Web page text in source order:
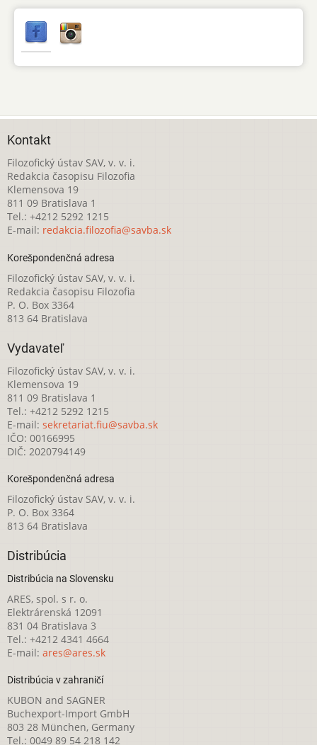
Kontakt
Filozofický ústav SAV, v. v. i.
Redakcia časopisu Filozofia
Klemensova 19
811 09 Bratislava 1
Tel.: +4212 5292 1215
E-mail: redakcia.filozofia@savba.sk
Korešpondenčná adresa
Filozofický ústav SAV, v. v. i.
Redakcia časopisu Filozofia
P. O. Box 3364
813 64 Bratislava
Vydavateľ
Filozofický ústav SAV, v. v. i.
Klemensova 19
811 09 Bratislava 1
Tel.: +4212 5292 1215
E-mail: sekretariat.fiu@savba.sk
IČO: 00166995
DIČ: 2020794149
Korešpondenčná adresa
Filozofický ústav SAV, v. v. i.
P. O. Box 3364
813 64 Bratislava
Distribúcia
Distribúcia na Slovensku
ARES, spol. s r. o.
Elektrárenská 12091
831 04 Bratislava 3
Tel.: +4212 4341 4664
E-mail: ares@ares.sk
Distribúcia v zahraničí
KUBON and SAGNER
Buchexport-Import GmbH
803 28 München, Germany
Tel.: 0049 89 54 218 142